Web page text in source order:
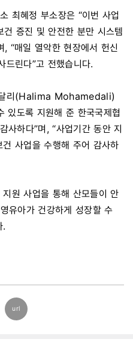
최혜정 부소장은 “이번 사업
증진 및 안전한 분만 시스템
“매일 열악한 현장에서 헌신
드린다”고 전했습니다.
달리(Halima Mohamedali)
있도록 지원해 준 한국국제협
사하다”며, “사업기간 동안 지
사업을 수행해 주어 감사하
원 사업을 통해 산모들이 안
유아가 건강하게 성장할 수
.
url